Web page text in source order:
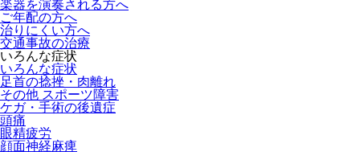
楽器を演奏される方へ
ご年配の方へ
治りにくい方へ
交通事故の治療
いろんな症状
いろんな症状
足首の捻挫・肉離れ
その他 スポーツ障害
ケガ・手術の後遺症
頭痛
眼精疲労
顔面神経麻痺